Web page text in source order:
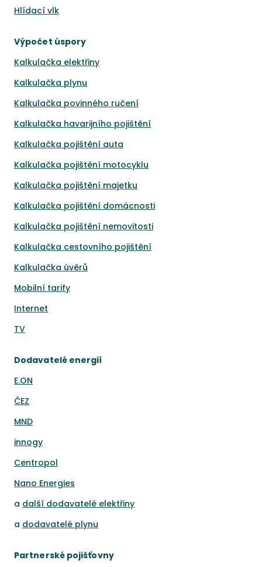
Hlídací vlk
Výpočet úspory
Kalkulačka elektřiny
Kalkulačka plynu
Kalkulačka povinného ručení
Kalkulačka havarijního pojištění
Kalkulačka pojištění auta
Kalkulačka pojištění motocyklu
Kalkulačka pojištění majetku
Kalkulačka pojištění domácnosti
Kalkulačka pojištění nemovitosti
Kalkulačka cestovního pojištění
Kalkulačka úvěrů
Mobilní tarify
Internet
TV
Dodavatelé energií
E.ON
ČEZ
MND
innogy
Centropol
Nano Energies
a další dodavatelé elektřiny
a dodavatelé plynu
Partnerské pojišťovny